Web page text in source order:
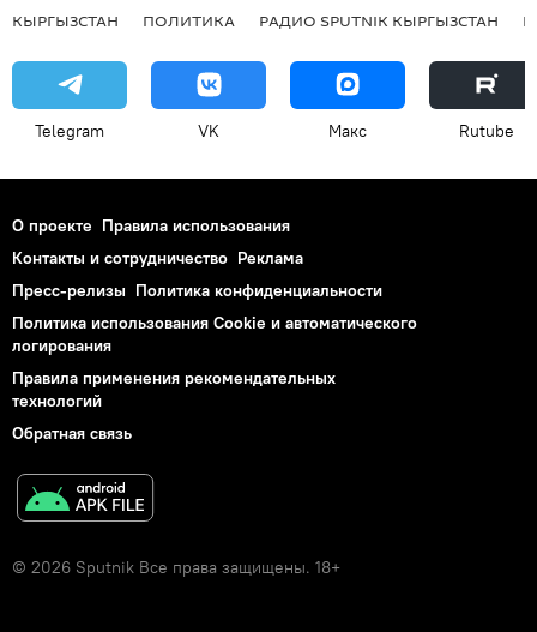
КЫРГЫЗСТАН ПОЛИТИКА РАДИО SPUTNIK КЫРГЫЗСТАН
Telegram VK Макс Rutube
О проекте Правила использования
Контакты и сотрудничество Реклама
Пресс-релизы Политика конфиденциальности
Политика использования Cookie и автоматического
логирования
Правила применения рекомендательных
технологий
Обратная связь
© 2026 Sputnik Все права защищены. 18+